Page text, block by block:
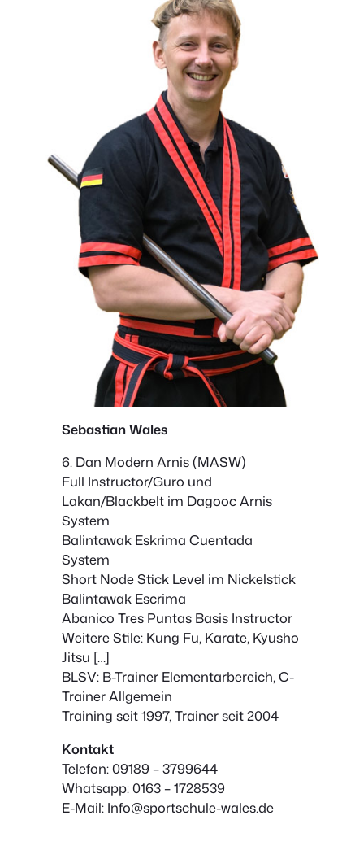
Sebastian Wales
6. Dan Modern Arnis (MASW)
Full Instructor/Guro und
Lakan/Blackbelt im Dagooc Arnis
System
Balintawak Eskrima Cuentada
System
Short Node Stick Level im Nickelstick
Balintawak Escrima
Abanico Tres Puntas Basis Instructor
Weitere Stile: Kung Fu, Karate, Kyusho
Jitsu […]
BLSV: B-Trainer Elementarbereich, C-
Trainer Allgemein
Training seit 1997, Trainer seit 2004
Kontakt
Telefon: 09189 – 3799644
Whatsapp: 0163 – 1728539
E-Mail: Info@sportschule-wales.de